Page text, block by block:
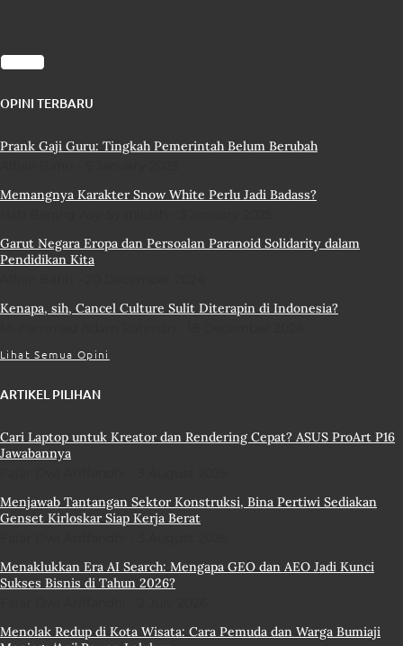
OPINI TERBARU
Prank Gaji Guru: Tingkah Pemerintah Belum Berubah
Memangnya Karakter Snow White Perlu Jadi Badass?
Garut Negara Eropa dan Persoalan Paranoid Solidarity dalam
Pendidikan Kita
Kenapa, sih, Cancel Culture Sulit Diterapin di Indonesia?
Lihat Semua Opini
ARTIKEL PILIHAN
Cari Laptop untuk Kreator dan Rendering Cepat? ASUS ProArt P16
Jawabannya
Menjawab Tantangan Sektor Konstruksi, Bina Pertiwi Sediakan
Genset Kirloskar Siap Kerja Berat
Menaklukkan Era AI Search: Mengapa GEO dan AEO Jadi Kunci
Sukses Bisnis di Tahun 2026?
Menolak Redup di Kota Wisata: Cara Pemuda dan Warga Bumiaji